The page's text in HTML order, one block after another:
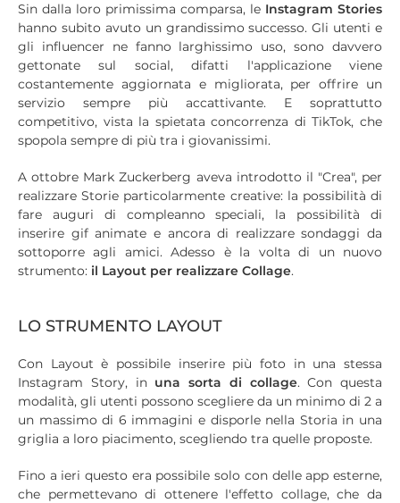
Sin dalla loro primissima comparsa, le Instagram Stories
hanno subito avuto un grandissimo successo. Gli utenti e
gli influencer ne fanno larghissimo uso, sono davvero
gettonate sul social, difatti l'applicazione viene
costantemente aggiornata e migliorata, per offrire un
servizio sempre più accattivante. E soprattutto
competitivo, vista la spietata concorrenza di TikTok, che
spopola sempre di più tra i giovanissimi.
A ottobre Mark Zuckerberg aveva introdotto il "Crea", per
realizzare Storie particolarmente creative: la possibilità di
fare auguri di compleanno speciali, la possibilità di
inserire gif animate e ancora di realizzare sondaggi da
sottoporre agli amici. Adesso è la volta di un nuovo
strumento: il Layout per realizzare Collage.
LO STRUMENTO LAYOUT
Con Layout è possibile inserire più foto in una stessa
Instagram Story, in una sorta di collage. Con questa
modalità, gli utenti possono scegliere da un minimo di 2 a
un massimo di 6 immagini e disporle nella Storia in una
griglia a loro piacimento, scegliendo tra quelle proposte.
Fino a ieri questo era possibile solo con delle app esterne,
che permettevano di ottenere l'effetto collage, che da